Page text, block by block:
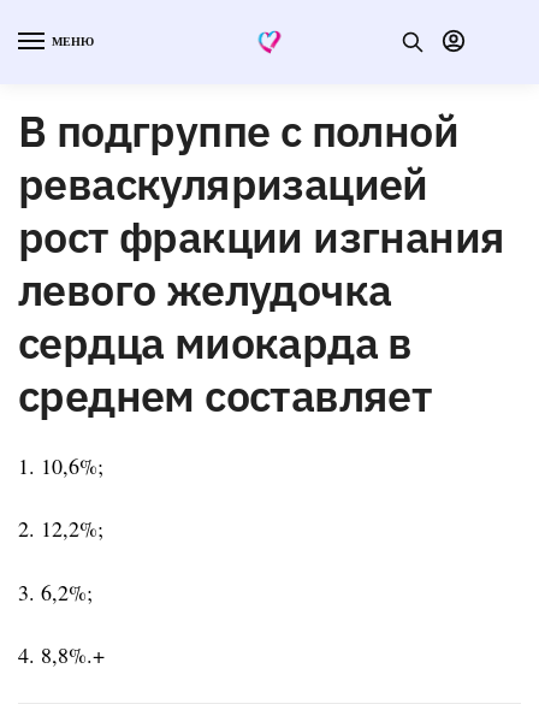
МЕНЮ
В подгруппе с полной
реваскуляризацией
рост фракции изгнания
левого желудочка
сердца миокарда в
среднем составляет
1. 10,6%;
2. 12,2%;
3. 6,2%;
4. 8,8%.+